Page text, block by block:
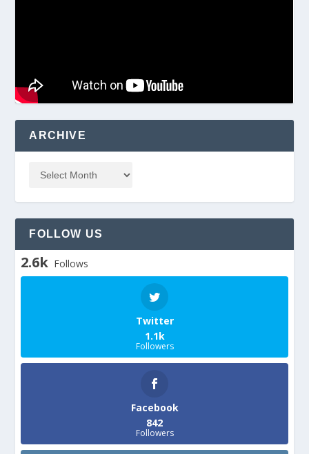
ARCHIVE
FOLLOW US
2.6k Follows
Twitter
1.1k
Followers
Facebook
842
Followers